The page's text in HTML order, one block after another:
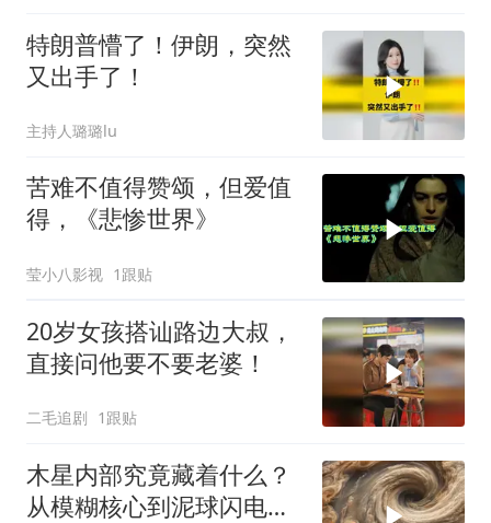
特朗普懵了！伊朗，突然
又出手了！
主持人璐璐lu
苦难不值得赞颂，但爱值
得，《悲惨世界》
莹小八影视 1跟贴
20岁女孩搭讪路边大叔，
直接问他要不要老婆！
二毛追剧 1跟贴
木星内部究竟藏着什么？
从模糊核心到泥球闪电，